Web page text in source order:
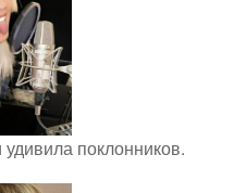
поклонников.